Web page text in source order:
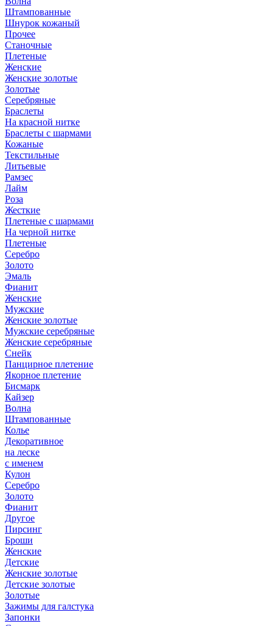
Штампованные
Шнурок кожаный
Прочее
Станочные
Плетеные
Женские
Женские золотые
Золотые
Серебряные
Браслеты
На красной нитке
Браслеты с шармами
Кожаные
Текстильные
Литьевые
Рамзес
Лайм
Роза
Жесткие
Плетеные с шармами
На черной нитке
Плетеные
Серебро
Золото
Эмаль
Фианит
Женские
Мужские
Женские золотые
Мужские серебряные
Женские серебряные
Снейк
Панцирное плетение
Якорное плетение
Бисмарк
Кайзер
Волна
Штампованные
Колье
Декоративное
на леске
с именем
Кулон
Серебро
Золото
Фианит
Другое
Пирсинг
Броши
Женские
Детские
Женские золотые
Детские золотые
Золотые
Зажимы для галстука
Запонки